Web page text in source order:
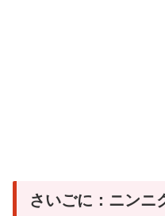
さいごに：ニンニ